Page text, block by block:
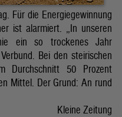
Für die Energiegewinnung
ist alarmiert. „In unseren
ein so trockenes Jahr
Bei den steirischen
Durchschnitt 50 Prozent
Mittel. Der Grund: An rund
Kleine Zeitung